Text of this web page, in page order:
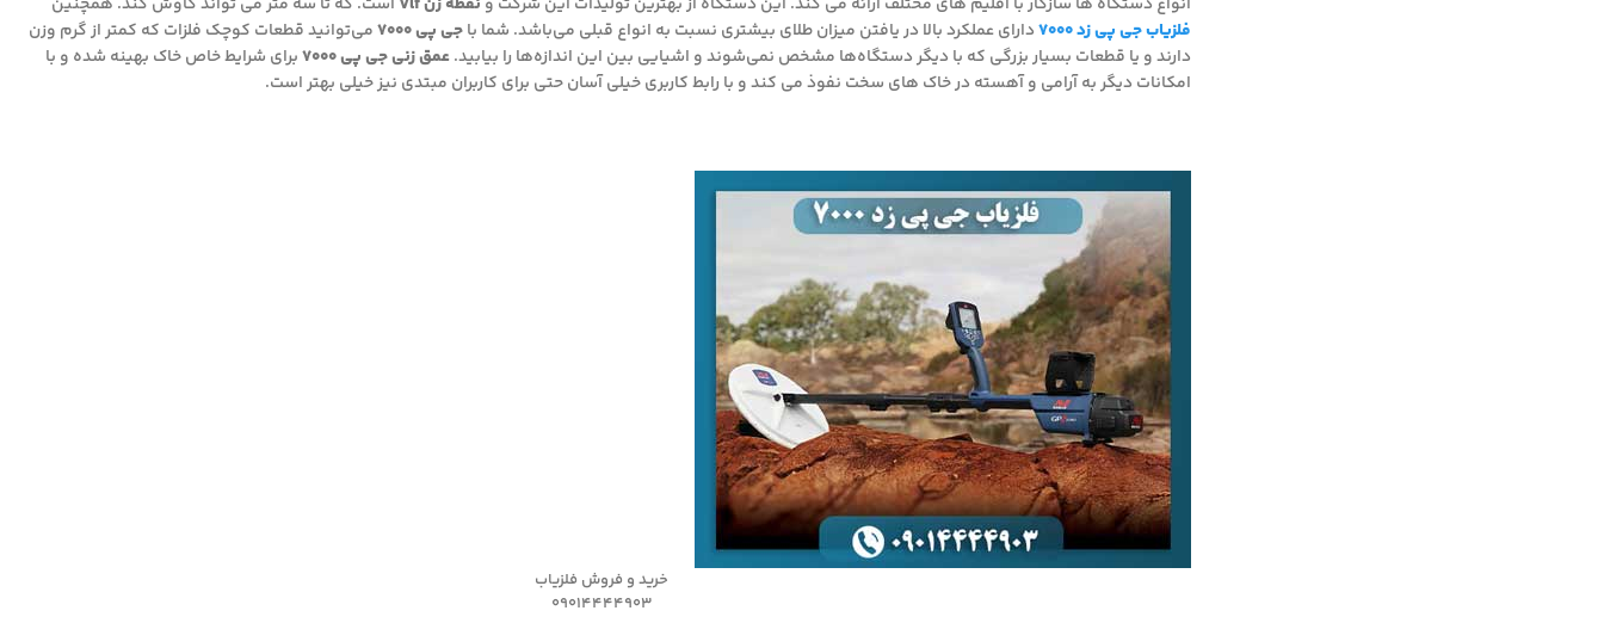
انواع دستگاه ها سازگار با اقلیم های مختلف ارائه می کند. این دستگاه از بهترین تولیدات این شرکت و نقطه زن Vlf
است. که تا سه متر می تواند کاوش کند. همچنین
فلزیاب جی پی زد 7000
دارای عملکرد بالا در یافتن میزان طلای بیشتری نسبت به انواع قبلی می‌باشد. شما باجی پی ۷۰۰۰
می‌توانید قطعات کوچک فلزات که کمتر از گرم وزن
دارند و یا قطعات بسیار بزرگی که با دیگر دستگاه‌ها مشخص نمی‌شوند و اشیایی بین این اندازه‌ها را بیابید.عمق زنی جی پی 7000
برای شرایط خاص خاک بهینه شده و با
امکانات دیگر به آرامی و آهسته در خاک های سخت نفوذ می کند و با رابط کاربری خیلی آسان حتی برای کاربران مبتدی نیز خیلی بهتر است.
خرید و فروش فلزیاب
09014444903